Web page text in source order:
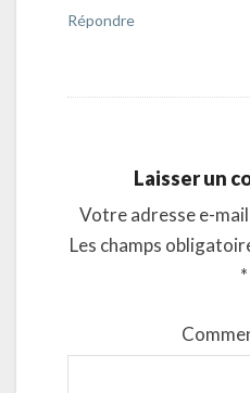
Répondre
Laisser un
Votre adresse e-mail
Les champs
*